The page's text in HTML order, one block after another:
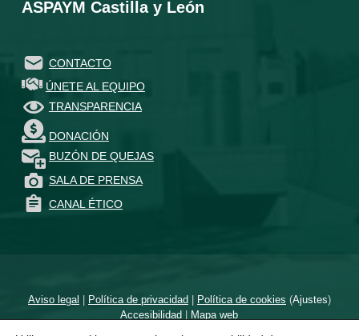
ASPAYM Castilla y León
CONTACTO
ÚNETE AL EQUIPO
TRANSPARENCIA
DONACIÓN
BUZÓN DE QUEJAS
SALA DE PRENSA
CANAL ÉTICO
Aviso legal | Política de privacidad| Política de cookies (Ajustes)
Accesibilidad | Mapa web